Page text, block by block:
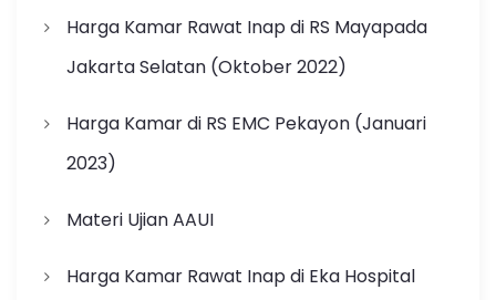
Harga Kamar Rawat Inap di RS Mayapada
Jakarta Selatan (Oktober 2022)
Harga Kamar di RS EMC Pekayon (Januari
2023)
Materi Ujian AAUI
Harga Kamar Rawat Inap di Eka Hospital